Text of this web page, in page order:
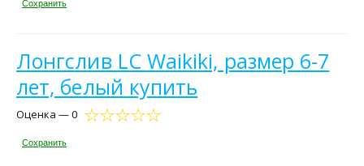
Сохранить
Лонгслив LC Waikiki, размер 6-7
лет, белый купить
Оценка — 0
Сохранить